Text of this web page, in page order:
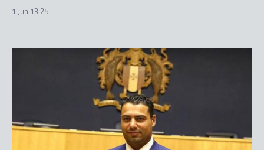
1 Jun 13:25